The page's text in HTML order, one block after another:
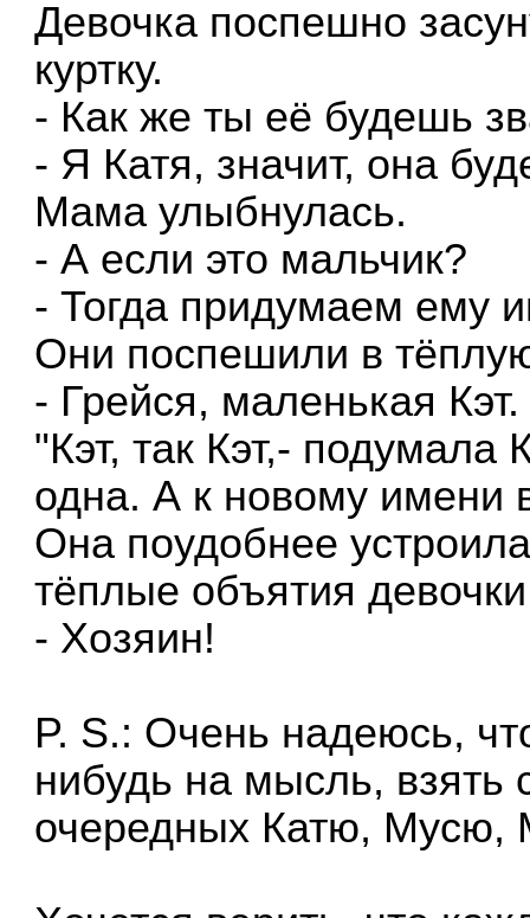
Девочка поспешно
куртку.
- Как же ты её будешь
- Я Катя, значит, она
Мама улыбнулась.
- А если это мальчик?
- Тогда придумаем ему
Они поспешили в
- Грейся, маленькая
"Кэт, так Кэт,-
одна. А к новому имени
Она поудобнее
тёплые объятия
- Хозяин!
P. S.: Очень надеюсь,
нибудь на мысль,
очередных Катю, Мусю,